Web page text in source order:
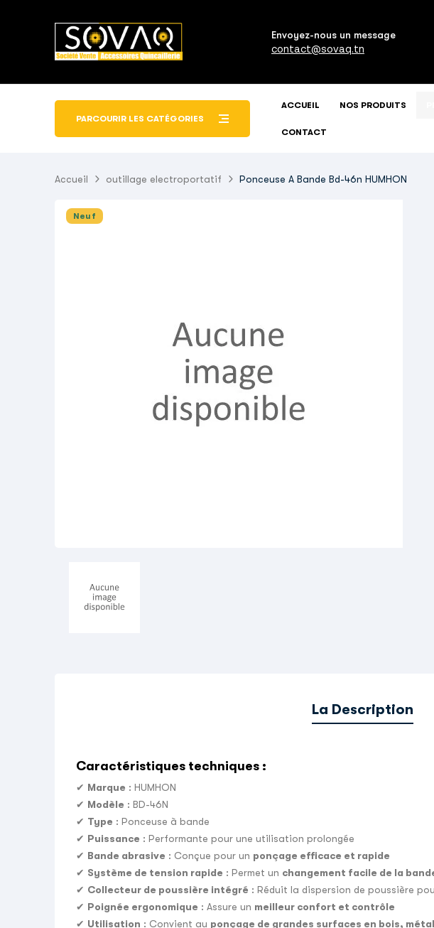
Envoyez-nous un message
contact@sovaq.tn
PARCOURIR LES CATÉGORIES
ACCUEIL NOS PRODUITS
CONTACT
Accueil outillage electroportatif Ponceuse A Bande Bd-46n HUMHON
Neuf
La Description
Caractéristiques techniques :
✔ Marque : HUMHON
✔ Modèle : BD-46N
✔ Type : Ponceuse à bande
✔ Puissance : Performante pour une utilisation prolongée
✔ Bande abrasive : Conçue pour un ponçage efficace et rapide
✔ Système de tension rapide : Permet un changement facile de la
✔ Collecteur de poussière intégré : Réduit la dispersion de poussière
✔ Poignée ergonomique : Assure un meilleur confort et contrôle
✔ Utilisation : Convient au ponçage de grandes surfaces en bois,